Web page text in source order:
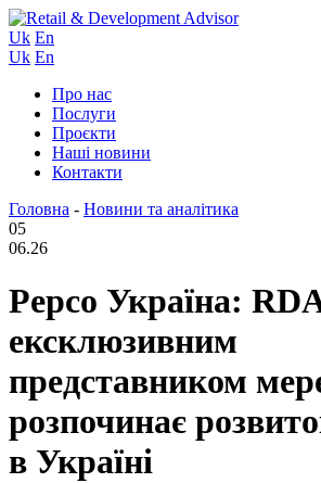
Uk En
Uk En
Про нас
Послуги
Проєкти
Наші новини
Контакти
Головна - Новини та аналітика
05
06.26
Pepco Україна:
ексклюзивним
представником
розпочинає
в Україні